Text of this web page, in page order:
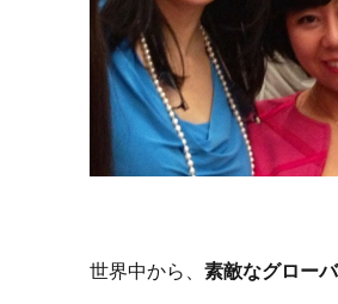
世界中から、 素敵なグロー